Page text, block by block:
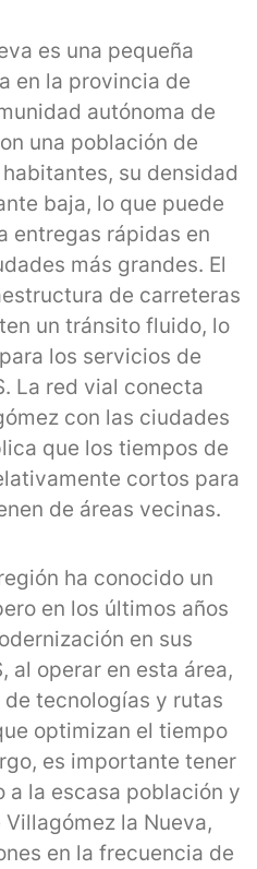
es una pequeña
en la provincia de
autónoma de
una población de
su densidad
baja, lo que puede
entregas rápidas en
más grandes. El
de carreteras
un tránsito fluido, lo
los servicios de
La red vial conecta
con las ciudades
que los tiempos de
cortos para
de áreas vecinas.
ha conocido un
en los últimos años
en sus
al operar en esta área,
tecnologías y rutas
optimizan el tiempo
es importante tener
a la escasa población y
la Nueva,
en la frecuencia de